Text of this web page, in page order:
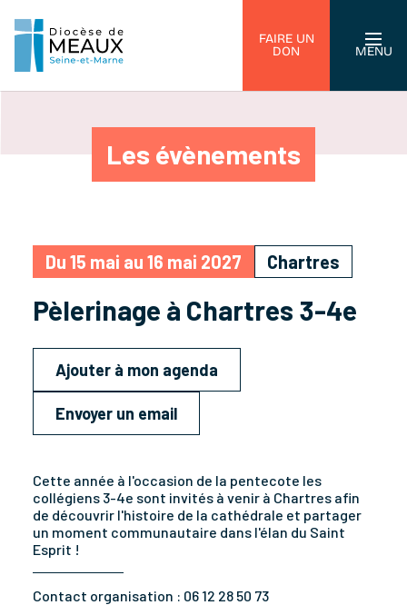
FAIRE UN
DON
MENU
Les évènements
Du 15 mai au 16 mai 2027 Chartres
Pèlerinage à Chartres 3-4e
Ajouter à mon agenda
Envoyer un email
Cette année à l'occasion de la pentecote les
collégiens 3-4e sont invités à venir à Chartres afin
de découvrir l'histoire de la cathédrale et partager
un moment communautaire dans l'élan du Saint
Esprit !
Contact organisation : 06 12 28 50 73